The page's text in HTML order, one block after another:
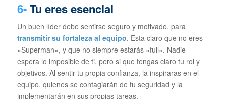
6- Tu eres esencial
Un buen líder debe sentirse seguro y motivado, para
transmitir su fortaleza al equipo. Esta claro que no eres
«Superman», y que no siempre estarás «full». Nadie
espera lo imposible de ti, pero si que tengas claro tu rol y
objetivos. Al sentir tu propia confianza, la inspiraras en el
equipo, quienes se contagiarán de tu seguridad y la
implementarán en sus propias tareas.